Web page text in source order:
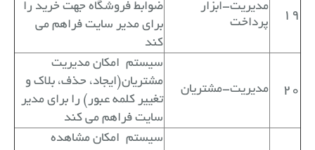
19
مدیریت-ابزار
پرداخت
ضوابط فروشگاه جهت خرید را
برای مدیر سایت فراهم می
کند
20 مدیریت-مشتریان
سیستم امکان مدیریت
مشتریان(ایجاد، حذف، بلاک و
تغییر کلمه عبور) را برای مدیر
سایت فراهم می کند
سیستم امکان مشاهده